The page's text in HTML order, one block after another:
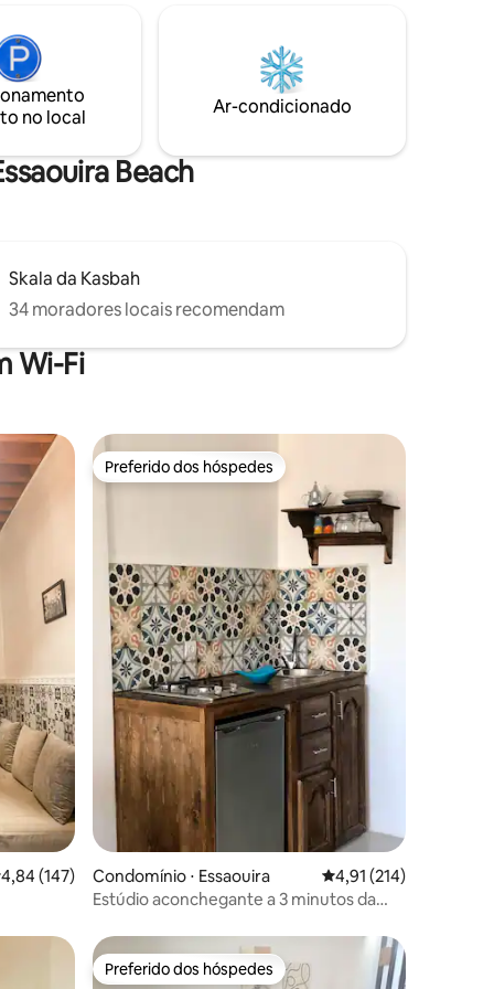
disso,
com
ótima
com seu próprio chuveiro/ WC.
no local
Ar-condicionado
Beach
Skala da Kasbah
34 moradores locais recomendam
Wi-Fi
de uma avaliação média de 5, 147 avaliações
4,84 (147)
Preferido dos hóspedes
Preferido dos hóspedes
Condomínio ⋅ Essaouira 4,91 de uma avaliação
4,91 (214)
Estúdio aconchegante a 3 minutos da
Preferido dos hóspedes
Preferido dos hóspedes